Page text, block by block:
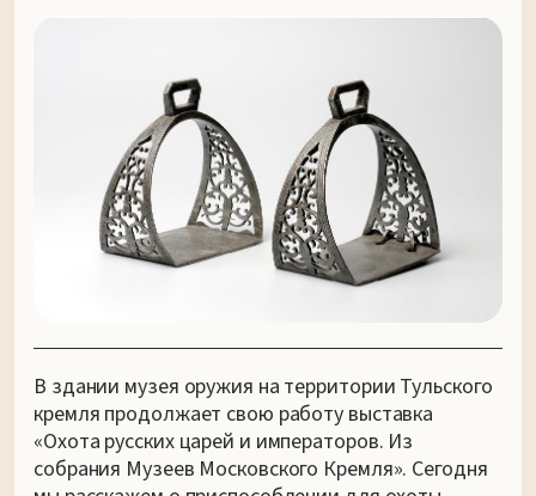
В здании музея оружия на территории Тульского
кремля продолжает свою работу выставка
«Охота русских царей и императоров. Из
собрания Музеев Московского Кремля». Сегодня